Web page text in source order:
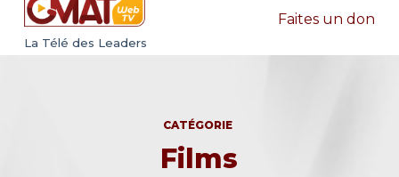
La Télé des Leaders
Faites un don
CATÉGORIE
Films